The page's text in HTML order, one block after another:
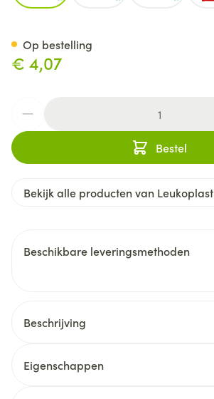
€ 4,07
Bestel
Op bestelling
Bekijk alle producten van Leukoplast
Beschikbare leveringsmethoden
Beschrijving
Eigenschappen